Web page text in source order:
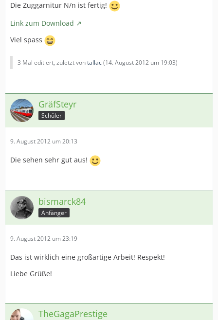
Die Zuggarnitur N/n ist fertig!
Link zum Download
Viel spass
3 Mal editiert, zuletzt vontallac(14. August 2012 um 19:03)
GräfSteyr
Schüler
9. August 2012 um 20:13
Die sehen sehr gut aus!
bismarck84
Anfänger
9. August 2012 um 23:19
Das ist wirklich eine großartige Arbeit! Respekt!
Liebe Grüße!
TheGagaPrestige